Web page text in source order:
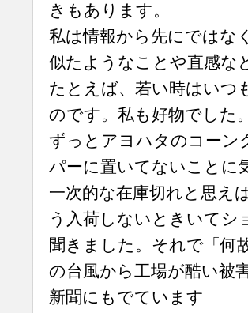
きもあります。
私は情報から先にではな
似たようなことや直感な
たとえば、若い時はいつ
のです。私も好物でした。
ずっとアヨハタのコーン
パーに置いてないことに
一次的な在庫切れと思え
う入荷しないときいてシ
聞きました。それで「何
の台風から工場が酷い被
新聞にもでています